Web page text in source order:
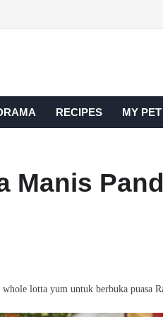
RECIPES MY PET
Manis
lotta yum untuk berbuka puasa